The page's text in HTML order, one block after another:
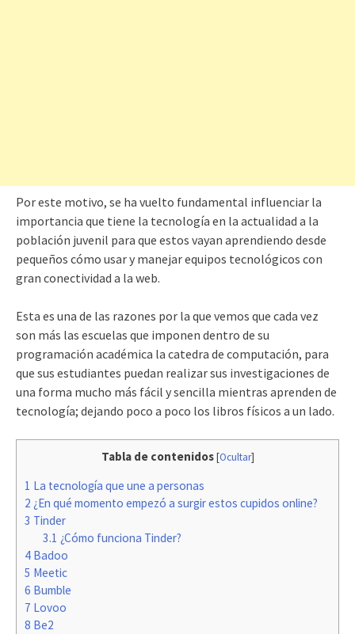
Por este motivo, se ha vuelto fundamental influenciar la
importancia que tiene la tecnología en la actualidad a la
población juvenil para que estos vayan aprendiendo desde
pequeños cómo usar y manejar equipos tecnológicos con
gran conectividad a la web.
Esta es una de las razones por la que vemos que cada vez
son más las escuelas que imponen dentro de su
programación académica la catedra de computación, para
que sus estudiantes puedan realizar sus investigaciones de
una forma mucho más fácil y sencilla mientras aprenden de
tecnología; dejando poco a poco los libros físicos a un lado.
Tabla de contenidos [Ocultar]
1 La tecnología que une a personas
2 ¿En qué momento empezó a surgir estos cupidos online?
3 Tinder
3.1 ¿Cómo funciona Tinder?
4 Badoo
5 Meetic
6 Bumble
7 Lovoo
8 Be2